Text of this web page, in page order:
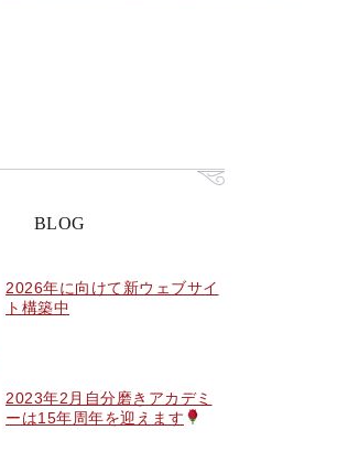
BLOG
2026年に向けて新ウェブサイ
ト構築中
2023年2月自分磨きアカデミ
ーは15年周年を迎えます